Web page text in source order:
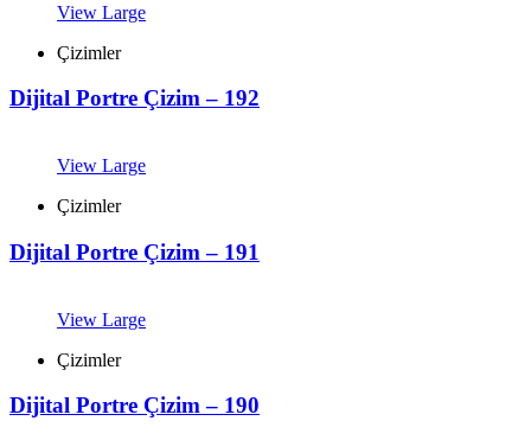
View Large
Çizimler
Dijital Portre Çizim – 192
View Large
Çizimler
Dijital Portre Çizim – 191
View Large
Çizimler
Dijital Portre Çizim – 190